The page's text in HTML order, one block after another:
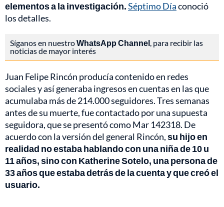
elementos a la investigación.Séptimo Díaconoció
los detalles.
Síganos en nuestroWhatsApp Channel, para recibir las
noticias de mayor interés
Juan Felipe Rincón producía contenido en redes
sociales y así generaba ingresos en cuentas en las que
acumulaba más de 214.000 seguidores. Tres semanas
antes de su muerte, fue contactado por una supuesta
seguidora, que se presentó como Mar 142318. De
acuerdo con la versión del general Rincón,su hijo en
realidad no estaba hablando con una niña de 10 u
11 años, sino con Katherine Sotelo, una persona de
33 años que estaba detrás de la cuenta y que creó el
usuario.